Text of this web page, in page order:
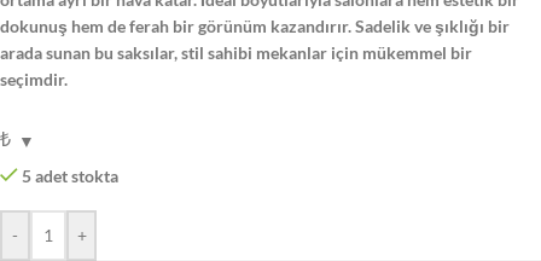
dokunuş hem de ferah bir görünüm kazandırır. Sadelik ve şıklığı bir
arada sunan bu saksılar, stil sahibi mekanlar için mükemmel bir
seçimdir.
₺
5 adet stokta
- +